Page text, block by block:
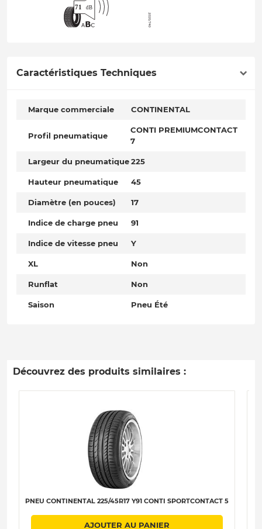
Caractéristiques Techniques
Marque commerciale CONTINENTAL
Profil pneumatique
CONTI PREMIUMCONTACT
7
Largeur du pneumatique225
Hauteur pneumatique 45
Diamètre (en pouces) 17
Indice de charge pneu 91
Indice de vitesse pneu Y
XL Non
Runflat Non
Saison Pneu Été
Découvrez des produits similaires :
PNEU CONTINENTAL 225/45R17 Y91 CONTI SPORTCONTACT 5
AJOUTER AU PANIER